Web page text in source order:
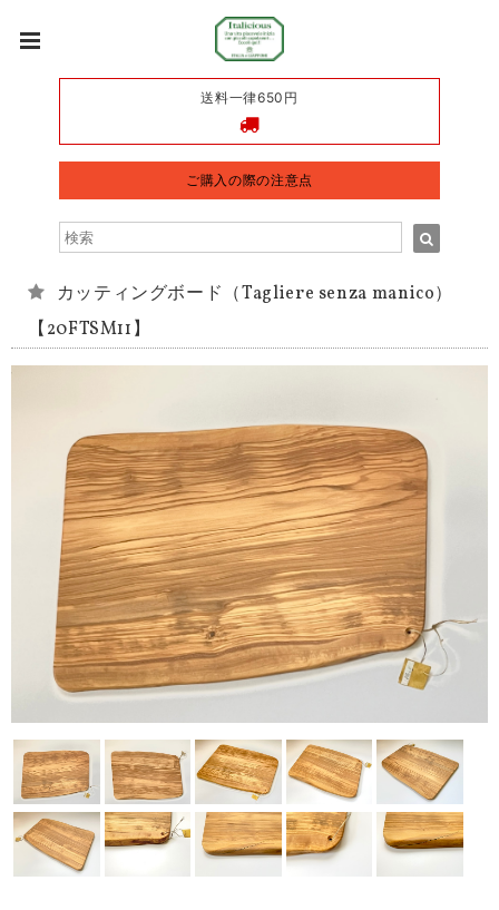
送料一律650円
ご購入の際の注意点
カッティングボード（Tagliere senza manico）
【20FTSM11】